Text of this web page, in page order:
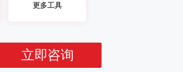
更多工具
立即咨询